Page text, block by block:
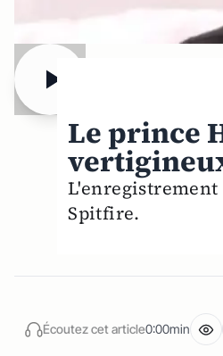
Le prince
Spitfire.
Écoutez cet article0:00min